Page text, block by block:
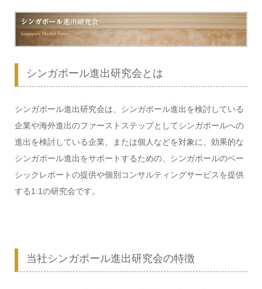
シンガポール進出研究会とは
シンガポール進出研究会は、シンガポール進出を検討している
企業や海外進出のファーストステップとしてシンガポールへの
進出を検討している企業、または個人などを対象に、効果的な
シンガポール進出をサポートするための、シンガポールのベー
シックレポートの提供や個別コンサルティングサービスを提供
する1:1の研究会です。
当社シンガポール進出研究会の特徴